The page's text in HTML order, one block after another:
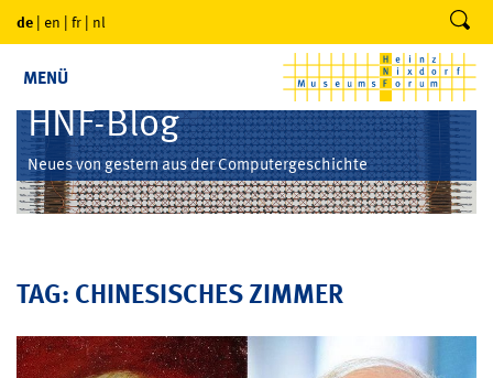
de | en | fr | nl
MENÜ
HNF-Blog
Neues von gestern aus der Computergeschichte
TAG: CHINESISCHES ZIMMER